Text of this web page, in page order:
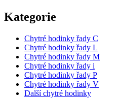
Kategorie
Chytré hodinky řady C
Chytré hodinky řady L
Chytré hodinky řady M
Chytré hodinky řady i
Chytré hodinky řady P
Chytré hodinky řady V
Další chytré hodinky